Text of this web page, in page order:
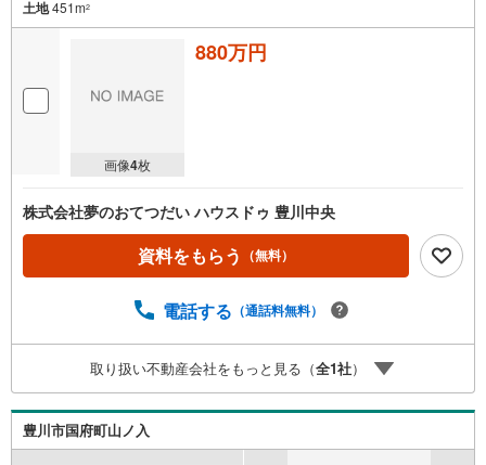
土地451m2
画像4枚
880万円
株式会社夢のおてつだい ハウスドゥ 豊川中央
資料をもらう （無料）
電話する （通話料無料）
取り扱い不動産会社をもっと見る（全1社）
豊川市国府町山ノ入